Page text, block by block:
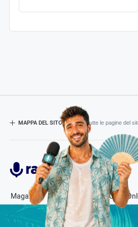
MAPPA DEL SITO- Esplora tutte le pagine del
Radiospeaker.it
Magazine Corsi in Aula Corsi
2011-2026 Radio Speaker - P.Iva